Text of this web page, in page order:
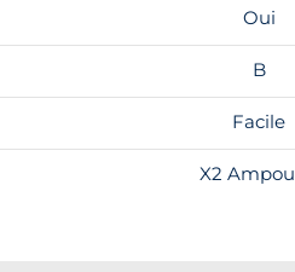
Oui
B
Facile
X2